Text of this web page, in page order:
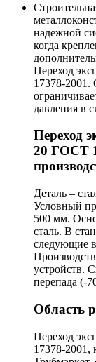
надежной
когда
Переход
17378-2001.
давления в
Переход
20 ГОСТ
Деталь –
Условный
500 мм.
сталь. В
следующие
устройств.
перепада (-
Область
Переход
17378-2001,